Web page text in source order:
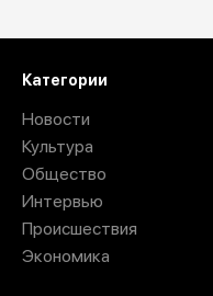
Категории
Новости
Культура
Общество
Интервью
Происшествия
Экономика